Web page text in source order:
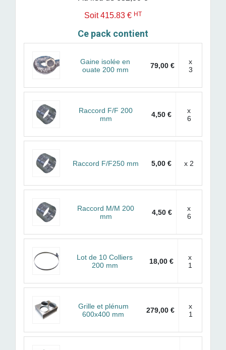
Soit 415.83 € HT
Ce pack contient
Gaine isolée en
ouate 200 mm
79,00 €
x
3
Raccord F/F 200
mm
4,50 €
x
6
Raccord F/F250 mm 5,00 € x 2
Raccord M/M 200
mm
4,50 €
x
6
Lot de 10 Colliers
200 mm
18,00 €
x
1
Grille et plénum
600x400 mm
279,00 €
x
1